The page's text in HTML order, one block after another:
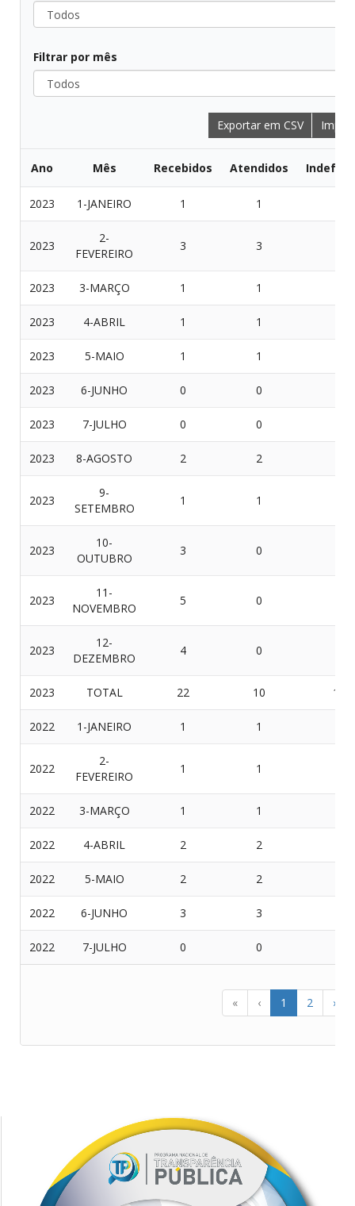
Todos
Filtrar por mês
Todos
Exportar em CSV
Ano Mês Recebidos Atendidos
2023 1-JANEIRO 1 1
2023
2-
FEVEREIRO
3 3
2023 3-MARÇO 1 1
2023 4-ABRIL 1 1
2023 5-MAIO 1 1
2023 6-JUNHO 0 0
2023 7-JULHO 0 0
2023 8-AGOSTO 2 2
2023
9-
SETEMBRO
1 1
2023
10-
OUTUBRO
3 0
2023
11-
NOVEMBRO
5 0
2023
12-
DEZEMBRO
4 0
2023 TOTAL 22 10 12
2022 1-JANEIRO 1 1
2022
2-
FEVEREIRO
1 1
2022 3-MARÇO 1 1
2022 4-ABRIL 2 2
2022 5-MAIO 2 2
2022 6-JUNHO 3 3
2022 7-JULHO 0 0
« ‹ 1 2 ›